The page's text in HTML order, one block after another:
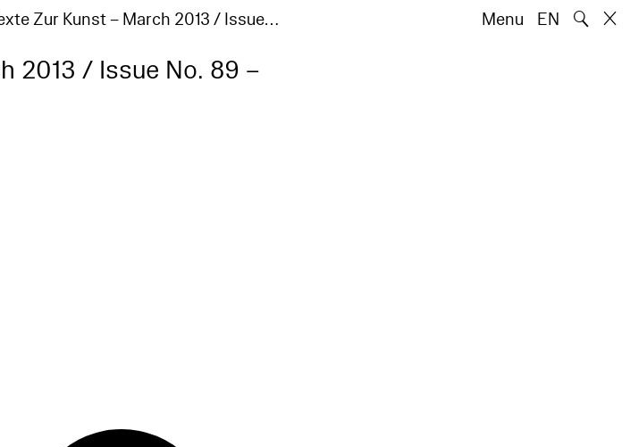
Zur Kunst – March 2013 / Issue… Menu EN 🔍
2013 / Issue No. 89 –